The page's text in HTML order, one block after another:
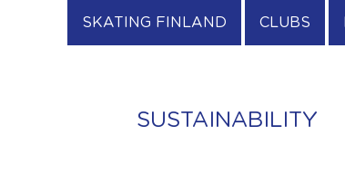
SKATING FINLAND CLUBS
SUSTAINABILITY